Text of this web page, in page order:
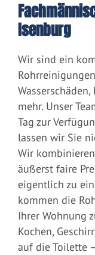
Isenburg
Wir sind ein
mehr. Unser
Tag zur
lassen wir Sie
Wir
äußerst faire
eigentlich zu
kommen die
Ihrer Wohnung
Kochen,
auf die Toilette